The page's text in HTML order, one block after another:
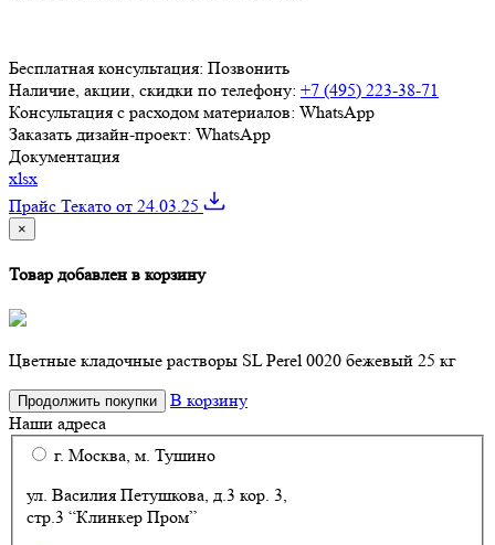
Бесплатная консультация: Позвонить
Наличие, акции, скидки по телефону: +7 (495) 223-38-71
Консультация с расходом материалов: WhatsApp
Заказать дизайн-проект: WhatsApp
Документация
xlsx
Прайс Текато от 24.03.25
×
Товар добавлен в корзину
Цветные кладочные растворы SL Perel 0020 бежевый 25 кг
Продолжить покупки
В корзину
Наши адреса
г. Москва, м. Тушино
ул. Василия Петушкова, д.3 кор. 3,
стр.3 “Клинкер Пром”